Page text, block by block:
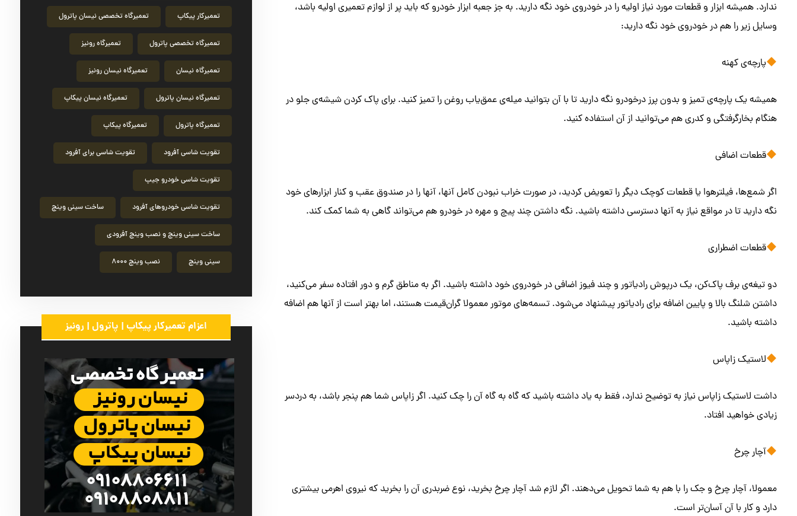
ندارد. همیشه ابزار و قطعات مورد نیاز اولیه را در خودروی خود نگه دارید. به جز جعبه ابزار خودرو که باید پر از لوازم تعمیری اولیه باشد،
وسایل زیر را هم در خودروی خود نگه دارید:
پارچه‌ی کهنه
همیشه یک پارچه‌ی تمیز و بدون پرز درخودرو نگه دارید تا با آن بتوانید میله‌ی عمق‌یاب روغن را تمیز کنید. برای پاک کردن شیشه‌ی جلو در
هنگام بخارگرفتگی و کدری هم می‌توانید از آن استفاده کنید.
قطعات اضافی
اگر شمع‌ها، فیلترهوا یا قطعات کوچک دیگر را تعویض کردید، در صورت خراب نبودن کامل آنها، آنها را در صندوق عقب و کنار ابزارهای خود
نگه دارید تا در مواقع نیاز به آنها دسترسی داشته باشید. نگه داشتن چند پیچ و مهره در خودرو هم می‌تواند گاهی به شما کمک کند.
قطعات اضطراری
دو تیغه‌ی برف پاک‌کن، یک درپوش رادیاتور و چند فیوز اضافی در خودروی خود داشته باشید. اگر به مناطق گرم و دور افتاده سفر می‌کنید،
داشتن شلنگ بالا و پایین اضافه برای رادیاتور پیشنهاد می‌شود. تسمه‌های موتور معمولا گران‌قیمت هستند، اما بهتر است از آنها هم اضافه
داشته باشید.
لاستیک زاپاس
داشت لاستیک زاپاس نیاز به توضیح ندارد، فقط به یاد داشته باشید که گاه به گاه آن را چک کنید. اگر زاپاس شما هم پنجر باشد، به دردسر
زیادی خواهید افتاد.
آچار چرخ
معمولا، آچار چرخ و جک را با هم به شما تحویل می‌دهند. اگر لازم شد آچار چرخ بخرید، نوع ضربدری آن را بخرید که نیروی اهرمی بیشتری
دارد و کار با آن آسان‌تر است.
تعمیرکار پیکاپ تعمیرگاه تخصصی نیسان پاترول
تعمیرگاه تخصصی پاترول تعمیرگاه رونیز
تعمیرگاه نیسان تعمیرگاه نیسان رونیز
تعمیرگاه نیسان پاترول تعمیرگاه نیسان پیکاپ
تعمیرگاه پاترول تعمیرگاه پیکاپ
تقویت شاسی آفرود تقویت شاسی برای آفرود
تقویت شاسی خودرو جیپ
تقویت شاسی خودروهای آفرود ساخت سینی وینچ
ساخت سینی وینچ و نصب وینچ آفرودی
سینی وینچ نصب وینچ ۸۰۰۰
اعزام تعمیرکار پیکاپ | پاترول | رونیز